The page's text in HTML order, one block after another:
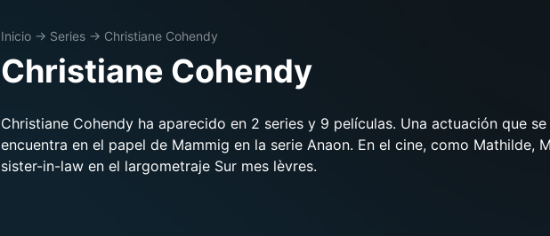
Inicio → Series → Christiane Cohendy
Christiane Cohendy
Christiane Cohendy ha aparecido en 2 series y 9 películas. Una actuación que se
encuentra en el papel de Mammig en la serie Anaon. En el cine, como Mathilde,
sister-in-law en el largometraje Sur mes lèvres.